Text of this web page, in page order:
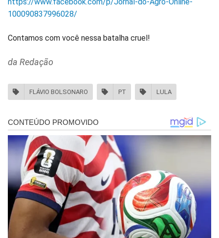
100090837996028/
Contamos com você nessa batalha cruel!
da Redação
FLÁVIO BOLSONARO PT LULA